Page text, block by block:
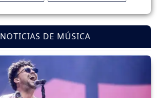
NOTICIAS DE MÚSICA